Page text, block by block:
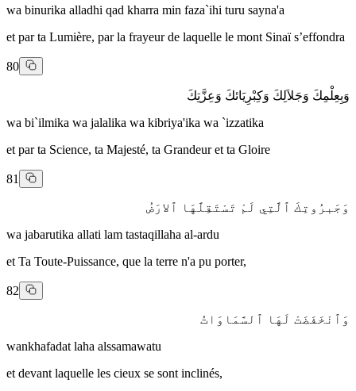
wa binurika alladhi qad kharra min faza`ihi turu sayna'a
et par ta Lumière, par la frayeur de laquelle le mont Sinaï s’effondra
80
وَبِعِلْمِكَ وَجَلاَلِكَ وَكِبْرِيَائكَ وَعِزَّتِكَ
wa bi`ilmika wa jalalika wa kibriya'ika wa `izzatika
et par ta Science, ta Majesté, ta Grandeur et ta Gloire
81
وَجَبرُوتِكَ ٱلَّتِي لَمْ تَسْتَقِلَّهَا ٱلارَضُ
wa jabarutika allati lam tastaqillaha al-ardu
et Ta Toute-Puissance, que la terre n'a pu porter,
82
وَٱنْخَفَضَتْ لَهَا ٱلسَّمَاوَاتُ
wankhafadat laha alssamawatu
et devant laquelle les cieux se sont inclinés,